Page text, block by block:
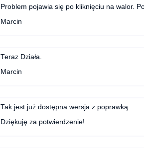
Problem pojawia się po kliknięciu na walor.
Marcin
Teraz Działa.
Marcin
Tak jest już dostępna wersja z poprawką.
Dziękuję za potwierdzenie!